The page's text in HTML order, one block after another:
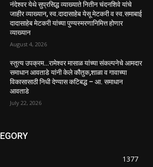
नंदेश्वर येथे सुप्रसिद्ध व्याख्याते नितीन चंदनशिवे यांचे
जाहीर व्याख्यान, स्व.दादासाहेब येसू मेटकरी व स्व.समाबाई
दादासाहेब मेटकरी यांच्या पुण्यस्मरणानिमित्त होणार
व्याख्यान
August 4, 2026
स्तुत्य उपक्रम…रामेश्वर मासाळ यांच्या संकल्पनेचे आमदार
समाधान आवताडे यांनी केले कौतुक,शाळा व गावाच्या
विकासासाठी निधी देण्यास कटिबद्ध – आ. समाधान
आवताडे
July 22, 2026
1377